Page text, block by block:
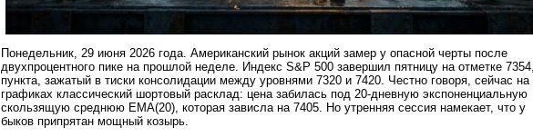
Понедельник, 29 июня 2026 года. Американский рынок акций замер у опасной черты после
двухпроцентного пике на прошлой неделе. Индекс S&P 500 завершил пятницу на отметке
пункта, зажатый в тиски консолидации между уровнями 7320 и 7420. Честно говоря, сейчас на
графиках классический шортовый расклад: цена забилась под 20-дневную экспоненциальную
скользящую среднюю EMA(20), которая зависла на 7405. Но утренняя сессия намекает, что у
быков припрятан мощный козырь.